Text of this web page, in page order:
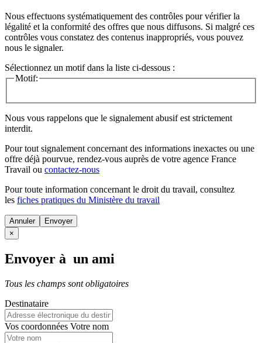
Nous effectuons systématiquement des contrôles pour vérifier la
légalité et la conformité des offres que nous diffusons. Si malgré ces
contrôles vous constatez des contenus inappropriés, vous pouvez
nous le signaler.
Sélectionnez un motif dans la liste ci-dessous :
Motif:
Nous vous rappelons que le signalement abusif est strictement
interdit.
Pour tout signalement concernant des informations inexactes ou une
offre déjà pourvue, rendez-vous auprès de votre agence France
Travail ou contactez-nous
Pour toute information concernant le droit du travail, consultez
les fiches pratiques du Ministère du travail
Annuler
×
Envoyer à un ami
Tous les champs sont obligatoires
Destinataire
Vos coordonnées Votre nom